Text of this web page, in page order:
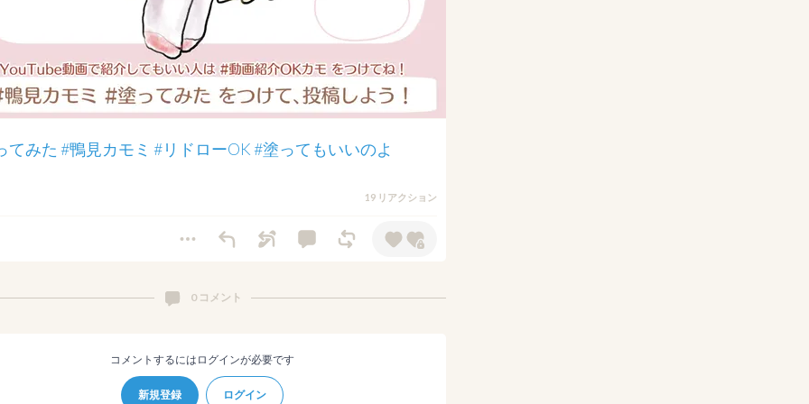
てみた #鴨見カモミ #リドローOK#塗ってもいいのよ
19 リアクション
0 コメント
コメントするにはログインが必要です
新規登録 ログイン